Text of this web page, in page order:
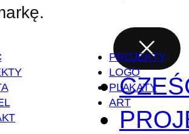
PROJEKTY
LOGO
PLAKATY
ART